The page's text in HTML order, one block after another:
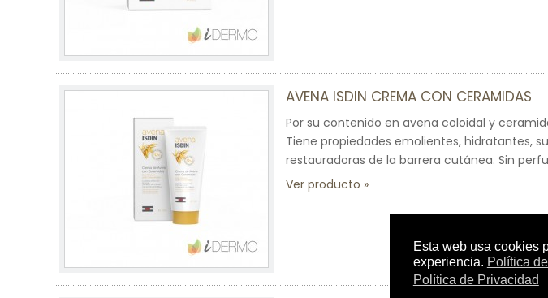
AVENA ISDIN CREMA CON CERAMIDAS
Por su contenido en avena coloidal y
Tiene propiedades emolientes, hidratantes,
restauradoras de la barrera cutánea. Sin
Ver producto